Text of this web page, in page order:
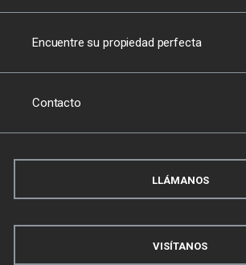
Encuentre su propiedad perfecta
Contacto
LLÁMANOS
VISÍTANOS